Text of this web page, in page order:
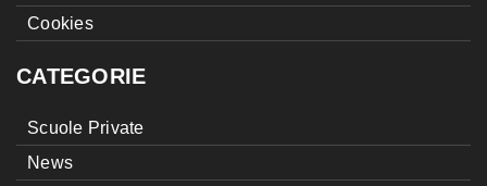
Cookies
CATEGORIE
Scuole Private
News